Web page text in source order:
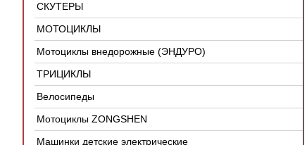
СКУТЕРЫ
МОТОЦИКЛЫ
Мотоциклы внедорожные (ЭНДУРО)
ТРИЦИКЛЫ
Велосипеды
Мотоциклы ZONGSHEN
Машинки детские электрические